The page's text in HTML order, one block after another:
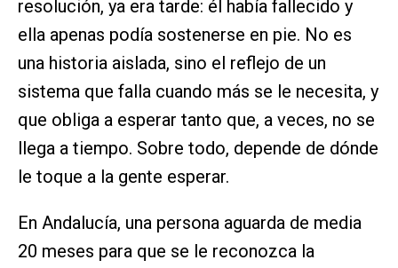
resolución, ya era tarde: él había fallecido y
ella apenas podía sostenerse en pie. No es
una historia aislada, sino el reflejo de un
sistema que falla cuando más se le necesita, y
que obliga a esperar tanto que, a veces, no se
llega a tiempo. Sobre todo, depende de dónde
le toque a la gente esperar.
En Andalucía, una persona aguarda de media
20 meses para que se le reconozca la